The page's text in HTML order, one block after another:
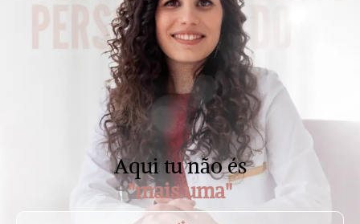
Aqui tu não és
"mais uma"